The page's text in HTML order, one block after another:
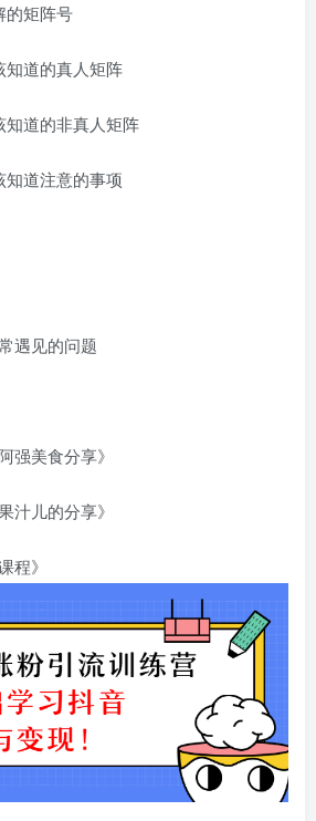
的矩阵号
知道的真人矩阵
道的非真人矩阵
道注意的事项
遇见的问题
强美食分享》
汁儿的分享》
程》